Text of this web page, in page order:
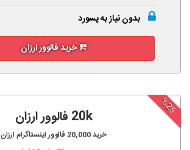
بدون نیاز به پسورد
خرید فالوور ارزان
%25
20k فالوور ارزان
خرید20,000 فالوور اینستاگرام ارزان